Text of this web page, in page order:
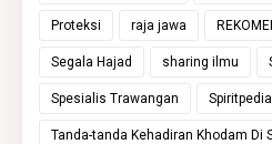
Proteksi raja jawa
Segala Hajad sharing ilmu
Spesialis Trawangan Spiritpedia
Tanda-tanda Kehadiran Khodam Di